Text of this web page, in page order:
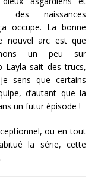
des naissances
occupe. La bonne
nouvel arc est que
un peu sur
Layla sait des trucs,
sens que certains
d’autant que la
un futur épisode !
ou en tout
la série, cette